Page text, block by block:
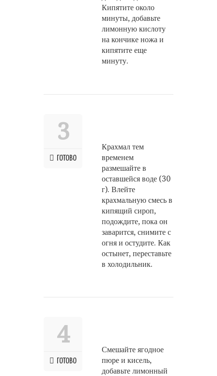
Кипятите около
минуты, добавьте
лимонную кислоту
на кончике ножа и
кипятите еще
минуту.
3
ГОТОВО
Крахмал тем
временем
размешайте в
оставшейся воде (30
г). Влейте
крахмальную смесь в
кипящий сироп,
подождите, пока он
заварится, снимите с
огня и остудите. Как
остынет, переставьте
в холодильник.
4
ГОТОВО
Смешайте ягодное
пюре и кисель,
добавьте лимонный